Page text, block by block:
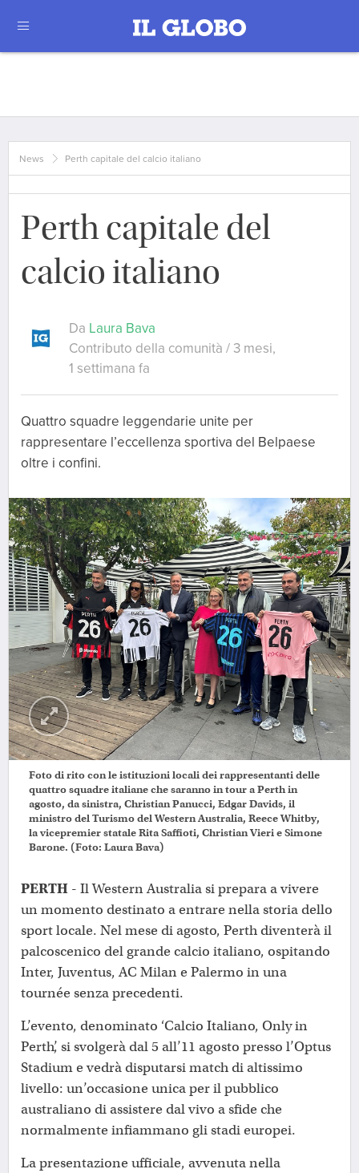
News Perth capitale del calcio italiano
Perth capitale del
calcio italiano
Da Laura Bava
Contributo della comunità / 3 mesi,
1 settimana fa
Quattro squadre leggendarie unite per
rappresentare l’eccellenza sportiva del Belpaese
oltre i confini.
Foto di rito con le istituzioni locali dei rappresentanti delle
quattro squadre italiane che saranno in tour a Perth in
agosto, da sinistra, Christian Panucci, Edgar Davids, il
ministro del Turismo del Western Australia, Reece Whitby,
la vicepremier statale Rita Saffioti, Christian Vieri e Simone
Barone. (Foto: Laura Bava)
PERTH - Il Western Australia si prepara a vivere
un momento destinato a entrare nella storia dello
sport locale. Nel mese di agosto, Perth diventerà il
palcoscenico del grande calcio italiano, ospitando
Inter, Juventus, AC Milan e Palermo in una
tournée senza precedenti.
L’evento, denominato ‘Calcio Italiano, Only in
Perth’, si svolgerà dal 5 all’11 agosto presso l’Optus
Stadium e vedrà disputarsi match di altissimo
livello: un’occasione unica per il pubblico
australiano di assistere dal vivo a sfide che
normalmente infiammano gli stadi europei.
La presentazione ufficiale, avvenuta nella